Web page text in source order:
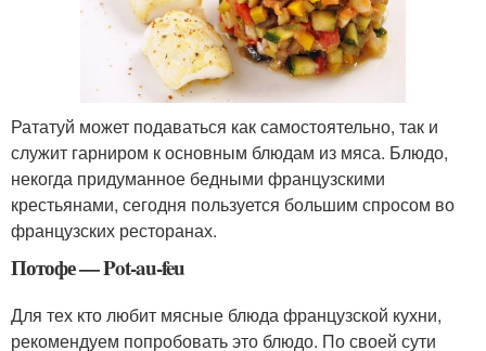
Рататуй может подаваться как самостоятельно, так и
служит гарниром к основным блюдам из мяса. Блюдо,
некогда придуманное бедными французскими
крестьянами, сегодня пользуется большим спросом во
французских ресторанах.
Потофе — Pot-au-feu
Для тех кто любит мясные блюда французской кухни,
рекомендуем попробовать это блюдо. По своей сути